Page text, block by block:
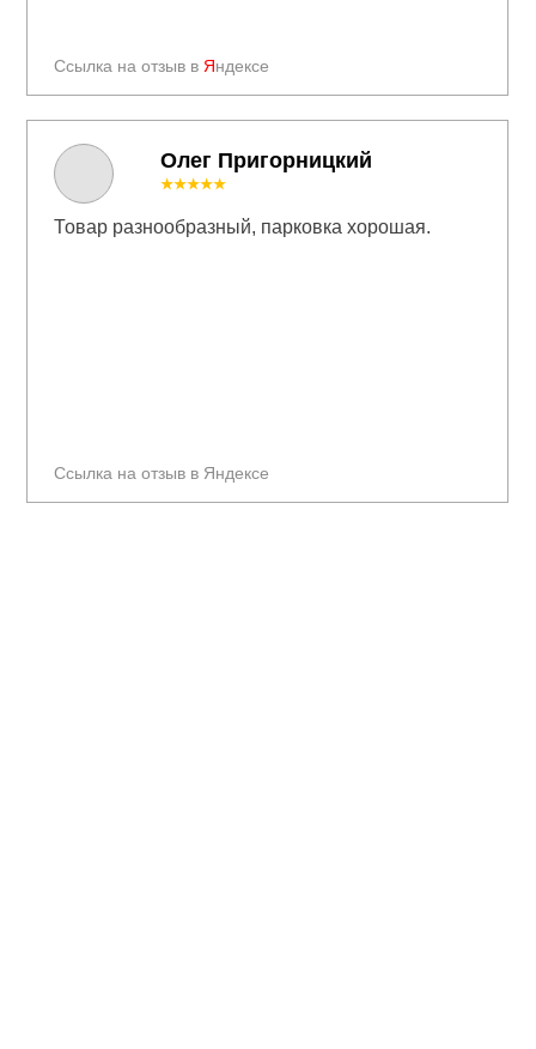
Олег Пригорницкий
Ссылка на отзыв в Яндексе
Ссылка на отзыв в Яндексе
★★★★★
Товар разнообразный, парковка хорошая.